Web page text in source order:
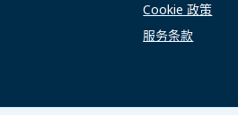
Cookie 政策
服务条款